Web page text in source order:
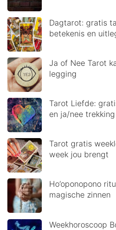
Dagtarot: gratis
betekenis en
Ja of Nee Tarot
legging
Tarot Liefde:
en ja/nee trekking
Tarot gratis
week jou brengt
Ho’oponopono
magische zinnen
Weekhoroscoop